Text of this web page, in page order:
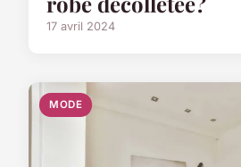
17 avril 2024
MODE